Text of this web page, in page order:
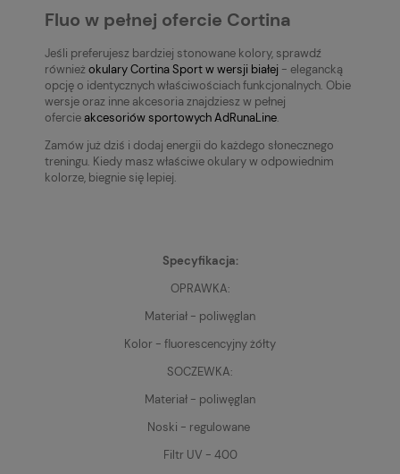
Fluo w pełnej ofercie Cortina
Jeśli preferujesz bardziej stonowane kolory, sprawdź
równieżokulary Cortina Sport w wersji białej - elegancką
opcję o identycznych właściwościach funkcjonalnych. Obie
wersje oraz inne akcesoria znajdziesz w pełnej
ofercieakcesoriów sportowych AdRunaLine.
Zamów już dziś i dodaj energii do każdego słonecznego
treningu. Kiedy masz właściwe okulary w odpowiednim
kolorze, biegnie się lepiej.
Specyfikacja:
OPRAWKA:
Materiał - poliwęglan
Kolor - fluorescencyjny żółty
SOCZEWKA:
Materiał - poliwęglan
Noski - regulowane
Filtr UV - 400